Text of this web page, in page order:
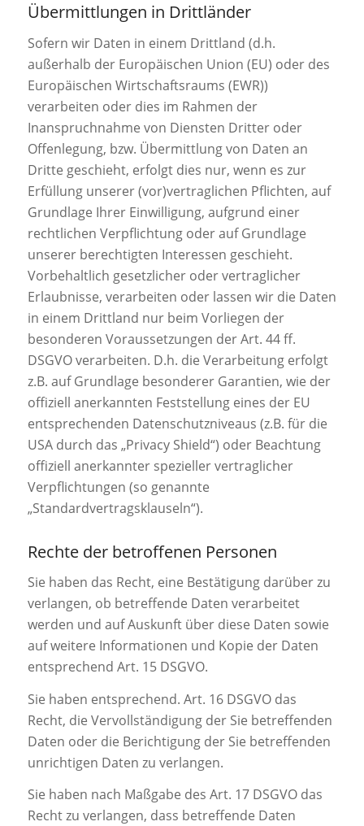
Übermittlungen in Drittländer
Sofern wir Daten in einem Drittland (d.h.
außerhalb der Europäischen Union (EU) oder des
Europäischen Wirtschaftsraums (EWR))
verarbeiten oder dies im Rahmen der
Inanspruchnahme von Diensten Dritter oder
Offenlegung, bzw. Übermittlung von Daten an
Dritte geschieht, erfolgt dies nur, wenn es zur
Erfüllung unserer (vor)vertraglichen Pflichten, auf
Grundlage Ihrer Einwilligung, aufgrund einer
rechtlichen Verpflichtung oder auf Grundlage
unserer berechtigten Interessen geschieht.
Vorbehaltlich gesetzlicher oder vertraglicher
Erlaubnisse, verarbeiten oder lassen wir die Daten
in einem Drittland nur beim Vorliegen der
besonderen Voraussetzungen der Art. 44 ff.
DSGVO verarbeiten. D.h. die Verarbeitung erfolgt
z.B. auf Grundlage besonderer Garantien, wie der
offiziell anerkannten Feststellung eines der EU
entsprechenden Datenschutzniveaus (z.B. für die
USA durch das „Privacy Shield“) oder Beachtung
offiziell anerkannter spezieller vertraglicher
Verpflichtungen (so genannte
„Standardvertragsklauseln“).
Rechte der betroffenen Personen
Sie haben das Recht, eine Bestätigung darüber zu
verlangen, ob betreffende Daten verarbeitet
werden und auf Auskunft über diese Daten sowie
auf weitere Informationen und Kopie der Daten
entsprechend Art. 15 DSGVO.
Sie haben entsprechend. Art. 16 DSGVO das
Recht, die Vervollständigung der Sie betreffenden
Daten oder die Berichtigung der Sie betreffenden
unrichtigen Daten zu verlangen.
Sie haben nach Maßgabe des Art. 17 DSGVO das
Recht zu verlangen, dass betreffende Daten